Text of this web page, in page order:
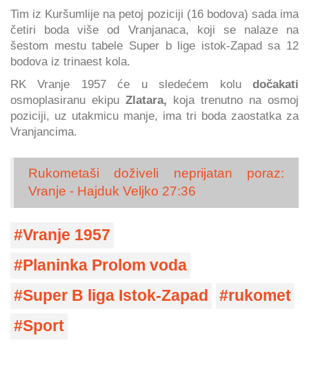
Tim iz Kuršumlije na petoj poziciji (16 bodova) sada ima
četiri boda više od Vranjanaca, koji se nalaze na
šestom mestu tabele Super b lige istok-Zapad sa 12
bodova iz trinaest kola.
RK Vranje 1957 će u sledećem kolu dočakati
osmoplasiranu ekipu Zlatara, koja trenutno na osmoj
poziciji, uz utakmicu manje, ima tri boda zaostatka za
Vranjancima.
Rukometaši doživeli neprijatan poraz:
Vranje - Hajduk Veljko 27:36
Vranje 1957
Planinka Prolom voda
Super B liga Istok-Zapad
rukomet
Sport